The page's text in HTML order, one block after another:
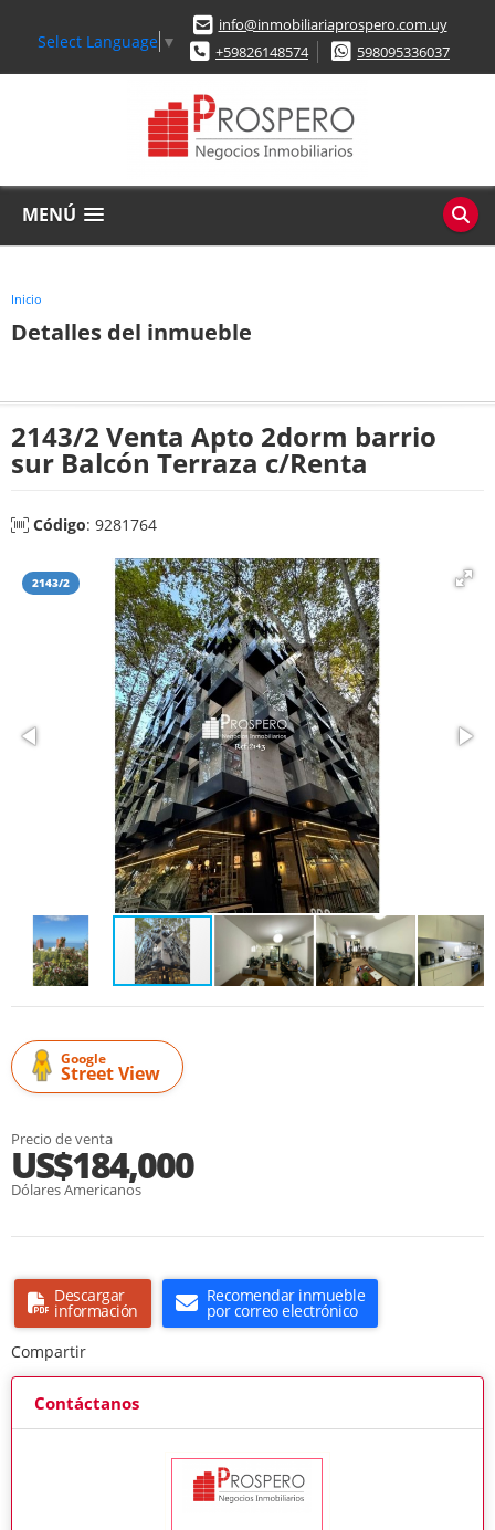
Select Language ▼
info@inmobiliariaprospero.com.uy
+59826148574
598095336037
MENÚ
Inicio
Detalles del inmueble
2143/2 Venta Apto 2dorm barrio
sur Balcón Terraza c/Renta
Código: 9281764
2143/2
Google
Street View
Precio de venta
US$184,000
Dólares Americanos
Descargar
información
Recomendar inmueble
por correo electrónico
Compartir
Contáctanos